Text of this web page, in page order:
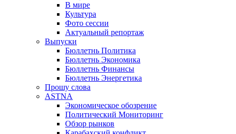
В мире
Культура
Фото сессии
Актуальный репортаж
Выпуски
Бюллетнь Политика
Бюллетнь Экономика
Бюллетнь Финансы
Бюллетнь Энергетика
Прошу слова
ASTNA
Экономическое обозрение
Политический Мониторинг
Обзор рынков